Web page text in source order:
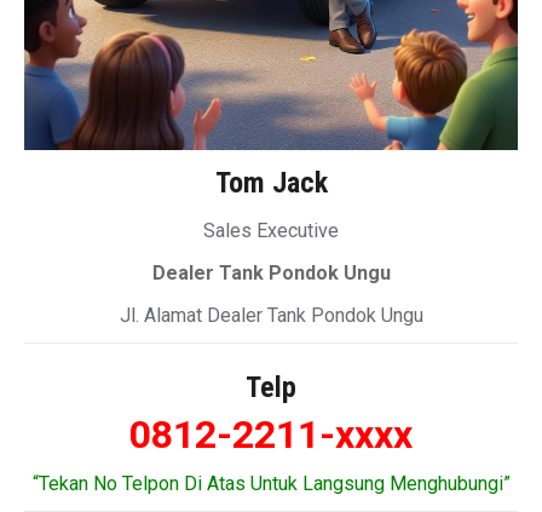
Tom Jack
Sales Executive
Dealer Tank Pondok Ungu
Jl. Alamat Dealer Tank Pondok Ungu
Telp
0812-2211-xxxx
“Tekan No Telpon Di Atas Untuk Langsung Menghubungi”